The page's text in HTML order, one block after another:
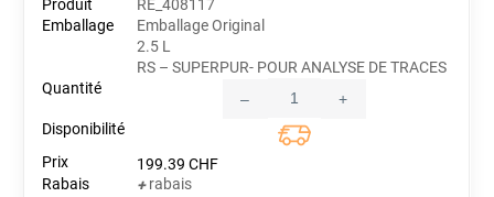
RE_408117
Emballage Original
2.5 L
RS – SUPERPUR- POUR ANALYSE DE TRACES
Quantity
– +
199.39CHF
+rabais